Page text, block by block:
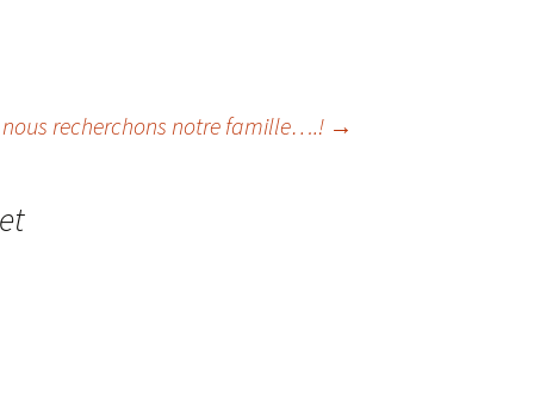
recherchons notre famille….! →